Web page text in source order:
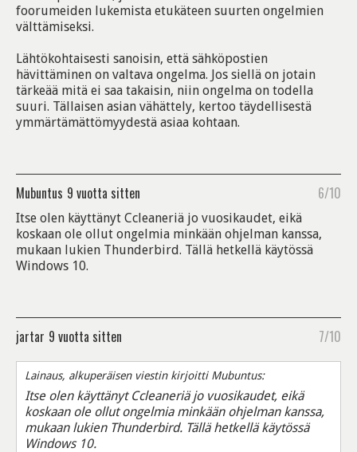
foorumeiden lukemista etukäteen suurten ongelmien
välttämiseksi.
Lähtökohtaisesti sanoisin, että sähköpostien
hävittäminen on valtava ongelma. Jos siellä on jotain
tärkeää mitä ei saa takaisin, niin ongelma on todella
suuri. Tällaisen asian vähättely, kertoo täydellisestä
ymmärtämättömyydestä asiaa kohtaan.
Mubuntus 9 vuotta sitten 6/10
Itse olen käyttänyt Ccleaneriä jo vuosikaudet, eikä
koskaan ole ollut ongelmia minkään ohjelman kanssa,
mukaan lukien Thunderbird. Tällä hetkellä käytössä
Windows 10.
jartar 9 vuotta sitten 7/10
Lainaus, alkuperäisen viestin kirjoitti Mubuntus:
Itse olen käyttänyt Ccleaneriä jo vuosikaudet, eikä
koskaan ole ollut ongelmia minkään ohjelman kanssa,
mukaan lukien Thunderbird. Tällä hetkellä käytössä
Windows 10.